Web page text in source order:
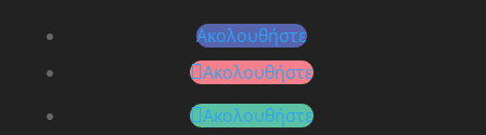
Ακολουθήστε
Ακολουθήστε
Ακολουθήστε